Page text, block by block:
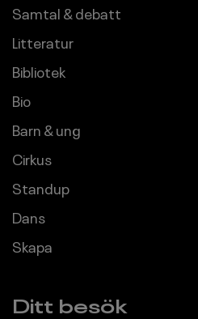
Samtal & debatt
Litteratur
Bibliotek
Bio
Barn & ung
Cirkus
Standup
Dans
Skapa
Ditt besök